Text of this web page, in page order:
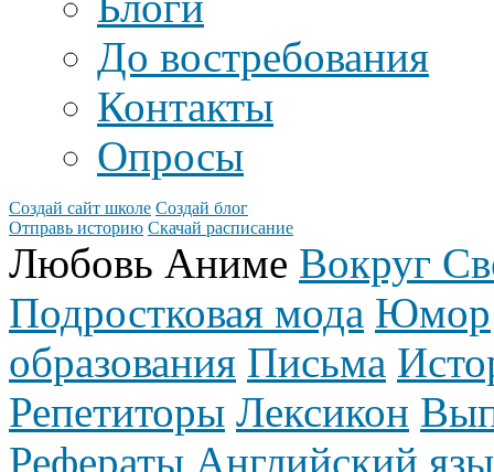
До востребования
Контакты
Опросы
Создай сайт школе Создай блог
Отправь историю Скачай расписание
Любовь Аниме Вокруг
Подростковая мода Юмор
образования Письма
Репетиторы Лексикон
Рефераты Английский